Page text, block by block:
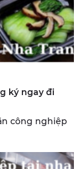
ký ngay đi
công nghiệp